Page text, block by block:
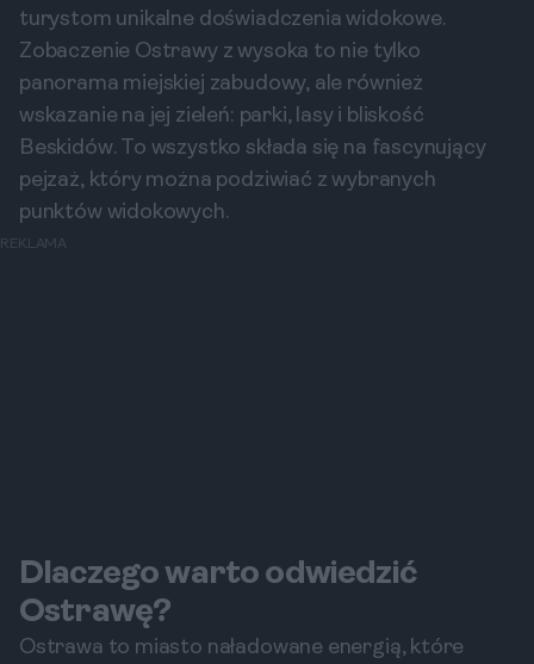
turystom unikalne doświadczenia widokowe.
Zobaczenie Ostrawy z wysoka to nie tylko
panorama miejskiej zabudowy, ale również
wskazanie na jej zieleń: parki, lasy i bliskość
Beskidów. To wszystko składa się na fascynujący
pejzaż, który można podziwiać z wybranych
punktów widokowych.
REKLAMA
Dlaczego warto odwiedzić
Ostrawę?
Ostrawa to miasto naładowane energią, które